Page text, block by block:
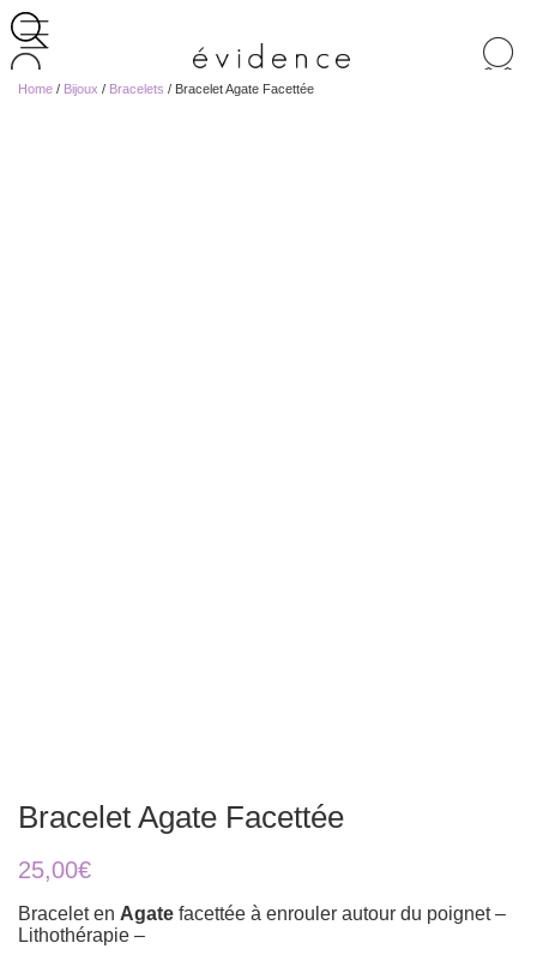
de
Home / Bijoux / Bracelets / Bracelet Agate Facettée
Bracelet Agate Facettée
25,00€
Bracelet en Agate facettée à enrouler autour du poignet –
Lithothérapie –